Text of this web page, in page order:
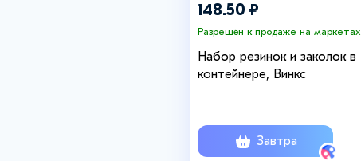
148.50 ₽
Разрешён к продаже на маркетах
Набор резинок и заколок в
контейнере, Винкс
Завтра